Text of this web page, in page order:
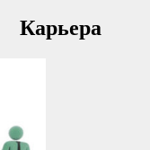
Карьера